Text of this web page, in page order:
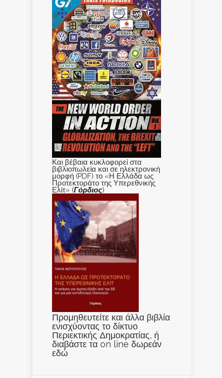
Και βέβαια κυκλοφορεί στα
βιβλιοπωλεία και σε ηλεκτρονική
μορφή (PDF) το «Η Ελλάδα ως
Προτεκτοράτο της Υπερεθνικής
Ελίτ» (Γόρδιος)
Προμηθευτείτε και άλλα βιβλία
ενισχύοντας το δίκτυο
Περιεκτικής Δημοκρατίας, ή
διαβάστε τα on line δωρεάν
εδώ